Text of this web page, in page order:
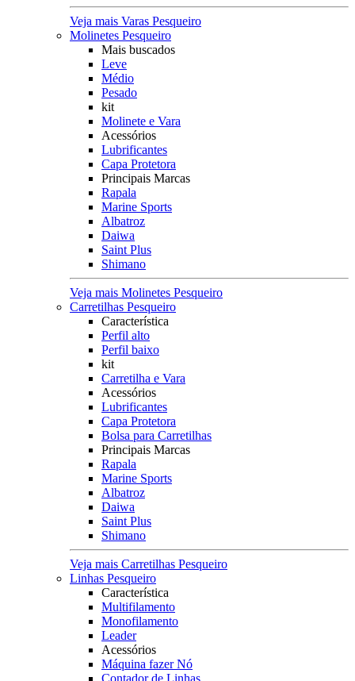
Veja mais Varas Pesqueiro
Molinetes Pesqueiro
Mais buscados
Leve
Médio
Pesado
kit
Molinete e Vara
Acessórios
Lubrificantes
Capa Protetora
Principais Marcas
Rapala
Marine Sports
Albatroz
Daiwa
Saint Plus
Shimano
Veja mais Molinetes Pesqueiro
Carretilhas Pesqueiro
Característica
Perfil alto
Perfil baixo
kit
Carretilha e Vara
Acessórios
Lubrificantes
Capa Protetora
Bolsa para Carretilhas
Principais Marcas
Rapala
Marine Sports
Albatroz
Daiwa
Saint Plus
Shimano
Veja mais Carretilhas Pesqueiro
Linhas Pesqueiro
Característica
Multifilamento
Monofilamento
Leader
Acessórios
Máquina fazer Nó
Contador de Linhas